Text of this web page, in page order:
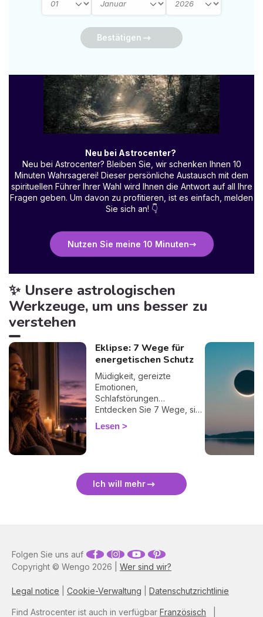
Bestätigen
Neu bei Astrocenter?
Neu bei Astrocenter? Bleiben Sie, wir schenken Ihnen 10
Minuten Wahrsagerei! Dieser persönliche Austausch mit dem
spirituellen Führer Ihrer Wahl wird Ihnen die Antwort auf all Ihre
Fragen geben. Um davon zu profitieren, ist es einfach, melden
Sie sich an! 👇
Nutzen Sie meine 10 Minuten
✨ Unsere astrologischen
Werkzeuge, um uns besser zu
verstehen
Eklipse: 7 Wege für
energetischen Schutz
Müdigkeit, gereizte
Emotionen,
Schlafstörungen…
Entdecken Sie 7 Wege, sich
bei einer Finsternis
energetisch zu schützen
Lesen
Ich will mehr
Copyright © Wengo 2026 | Wer sind wir?
Legal notice Cookie-Verwaltung Datenschutzrichtlinie
Folgen Sie uns auf
Find Astrocenter ist auch in verfügbar Französisch